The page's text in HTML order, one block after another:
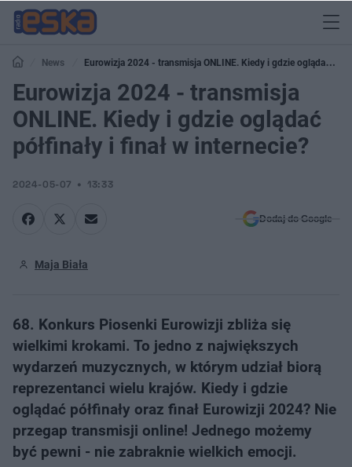
News
Eurowizja 2024 - transmisja ONLINE. Kiedy i gdzie oglądać
półfinały i finał w internecie?
Eurowizja 2024 - transmisja
ONLINE. Kiedy i gdzie oglądać
półfinały i finał w internecie?
2024-05-07 13:33
Dodaj do Google
Maja Biała
68. Konkurs Piosenki Eurowizji zbliża się
wielkimi krokami. To jedno z największych
wydarzeń muzycznych, w którym udział biorą
reprezentanci wielu krajów. Kiedy i gdzie
oglądać półfinały oraz finał Eurowizji 2024? Nie
przegap transmisji online! Jednego możemy
być pewni - nie zabraknie wielkich emocji.